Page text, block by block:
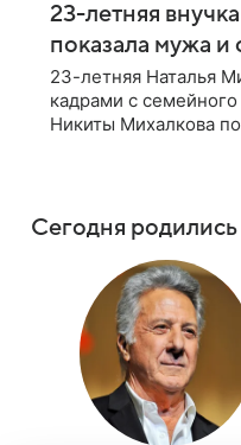
23-летняя
показала мужа и
23-летняя Наталья
кадрами с
Никиты Михалкова
Сегодня родились